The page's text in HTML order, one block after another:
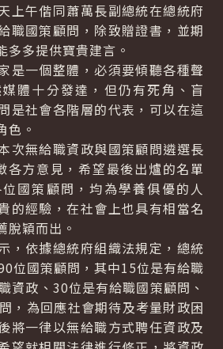
午偕同蕭萬長副總統在總統府
職國策顧問，除致贈證書，並期
多多提供寶貴建言。
一個整體，必須要傾聽各種聲
體十分發達，但仍有死角、盲
是社會各階層的代表，可以在這
色。
無給職資政與國策顧問遴選長
各方意見，希望最後出爐的名單
國策顧問，均為學養俱優的人
的經驗，在社會上也具有相當名
脫穎而出。
依據總統府組織法規定，總統
位國策顧問，其中15位是有給職
資政、30位是有給職國策顧問、
，為回應社會期待及考量財政困
將一律以無給職方式聘任資政及